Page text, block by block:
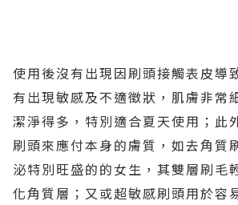
使用後沒有出現因刷頭接觸表皮導
有出現敏感及不適徵狀，肌膚非常
潔淨得多，特別適合夏天使用；此
刷頭來應付本身的膚質，如去角質
泌特別旺盛的的女生，其雙層刷毛
化角質層；又或超敏感刷頭用於容